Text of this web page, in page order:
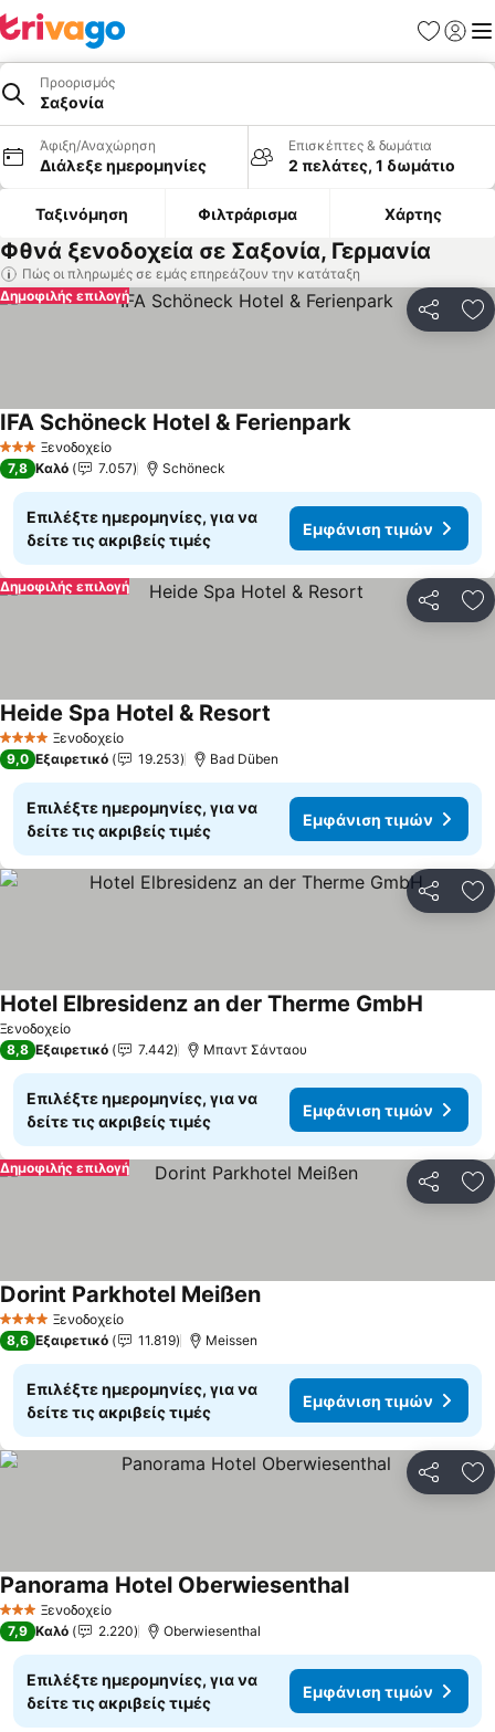
Προορισμός
Σαξονία
Άφιξη/Αναχώρηση
Διάλεξε ημερομηνίες
Επισκέπτες & δωμάτια
2 πελάτες, 1 δωμάτιο
Ταξινόμηση Φιλτράρισμα Χάρτης
Φθνά ξενοδοχεία σε Σαξονία, Γερμανία
Πώς οι πληρωμές σε εμάς επηρεάζουν την κατάταξη
Δημοφιλής επιλογή
3 ΑστέριαΞενοδοχείο
IFA Schöneck Hotel & Ferienpark
7,8 Καλό 7.057 Schöneck
Επιλέξτε ημερομηνίες, για να
δείτε τις ακριβείς τιμές
Εμφάνιση τιμών
Δημοφιλής επιλογή
4 ΑστέριαΞενοδοχείο
Heide Spa Hotel & Resort
9,0 Εξαιρετικό 19.253 Bad Düben
Επιλέξτε ημερομηνίες, για να
δείτε τις ακριβείς τιμές
Εμφάνιση τιμών
Ξενοδοχείο
Hotel Elbresidenz an der Therme GmbH
8,8 Εξαιρετικό 7.442 Μπαντ Σάνταου
Επιλέξτε ημερομηνίες, για να
δείτε τις ακριβείς τιμές
Εμφάνιση τιμών
Δημοφιλής επιλογή
4 ΑστέριαΞενοδοχείο
Dorint Parkhotel Meißen
8,6 Εξαιρετικό 11.819 Meissen
Επιλέξτε ημερομηνίες, για να
δείτε τις ακριβείς τιμές
Εμφάνιση τιμών
3 ΑστέριαΞενοδοχείο
Panorama Hotel Oberwiesenthal
7,9 Καλό 2.220 Oberwiesenthal
Επιλέξτε ημερομηνίες, για να
δείτε τις ακριβείς τιμές
Εμφάνιση τιμών